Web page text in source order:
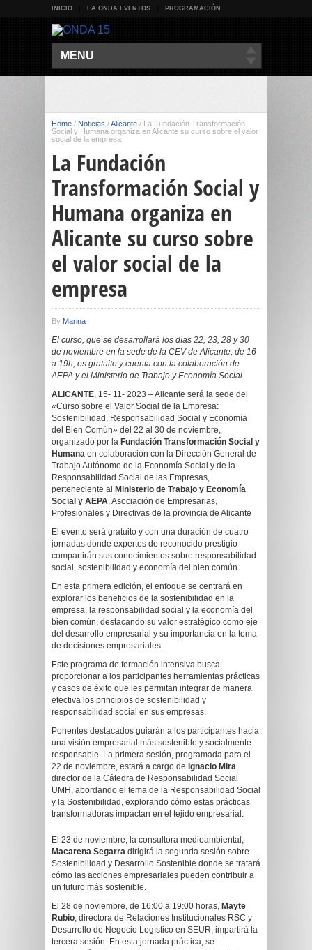
INICIO LA ONDA EVENTOS PROGRAMACIÓN
MENU
Home / Noticias /Alicante / La Fundación Transformación
Social y Humana organiza en Alicante su curso sobre el valor
social de la empresa
La Fundación
Transformación Social y
Humana organiza en
Alicante su curso sobre
el valor social de la
empresa
By Marina
El curso, que se desarrollará los días 22, 23, 28 y 30
de noviembre en la sede de la CEV de Alicante, de 16
a 19h, es gratuito y cuenta con la colaboración de
AEPA y el Ministerio de Trabajo y Economía Social.
ALICANTE, 15- 11- 2023 – Alicante será la sede del
«Curso sobre el Valor Social de la Empresa:
Sostenibilidad, Responsabilidad Social y Economía
del Bien Común» del 22 al 30 de noviembre,
organizado por la Fundación Transformación Social y
Humana en colaboración con la Dirección General de
Trabajo Autónomo de la Economía Social y de la
Responsabilidad Social de las Empresas,
perteneciente al Ministerio de Trabajo y Economía
Social y AEPA, Asociación de Empresarias,
Profesionales y Directivas de la provincia de Alicante
El evento será gratuito y con una duración de cuatro
jornadas donde expertos de reconocido prestigio
compartirán sus conocimientos sobre responsabilidad
social, sostenibilidad y economía del bien común.
En esta primera edición, el enfoque se centrará en
explorar los beneficios de la sostenibilidad en la
empresa, la responsabilidad social y la economía del
bien común, destacando su valor estratégico como eje
del desarrollo empresarial y su importancia en la toma
de decisiones empresariales.
Este programa de formación intensiva busca
proporcionar a los participantes herramientas prácticas
y casos de éxito que les permitan integrar de manera
efectiva los principios de sostenibilidad y
responsabilidad social en sus empresas.
Ponentes destacados guiarán a los participantes hacia
una visión empresarial más sostenible y socialmente
responsable. La primera sesión, programada para el
22 de noviembre, estará a cargo de Ignacio Mira,
director de la Cátedra de Responsabilidad Social
UMH, abordando el tema de la Responsabilidad Social
y la Sostenibilidad, explorando cómo estas prácticas
transformadoras impactan en el tejido empresarial.
El 23 de noviembre, la consultora medioambiental,
Macarena Segarra dirigirá la segunda sesión sobre
Sostenibilidad y Desarrollo Sostenible donde se tratará
cómo las acciones empresariales pueden contribuir a
un futuro más sostenible.
El 28 de noviembre, de 16:00 a 19:00 horas, Mayte
Rubio, directora de Relaciones Institucionales RSC y
Desarrollo de Negocio Logístico en SEUR, impartirá la
tercera sesión. En esta jornada práctica, se